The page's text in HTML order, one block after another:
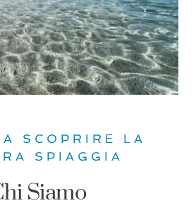
SCOPRIRE LA
SPIAGGIA
Siamo